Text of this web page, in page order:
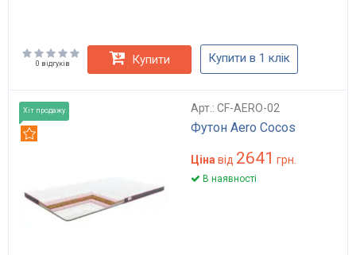
0 відгуків Купити Купити в 1 клік
Хіт продажу Арт.: CF-AERO-02
Футон Aero Cocos
Ціна від 2641 грн.
В наявності